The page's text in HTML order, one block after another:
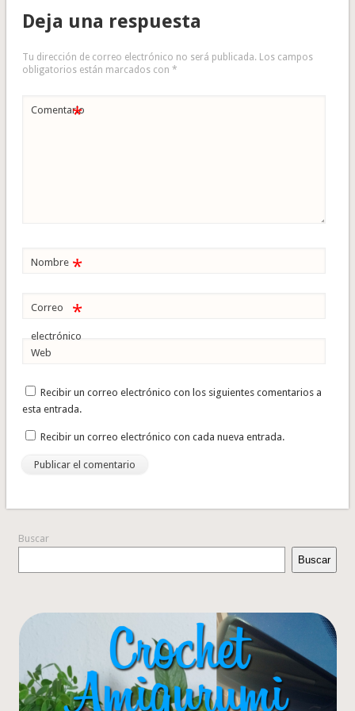
Deja una respuesta
Tu dirección de correo electrónico no será publicada. Los campos
obligatorios están marcados con *
Comentario
*
Nombre *
Correo
electrónico
*
Web
Recibir un correo electrónico con los siguientes comentarios a
esta entrada.
Recibir un correo electrónico con cada nueva entrada.
Buscar
Buscar